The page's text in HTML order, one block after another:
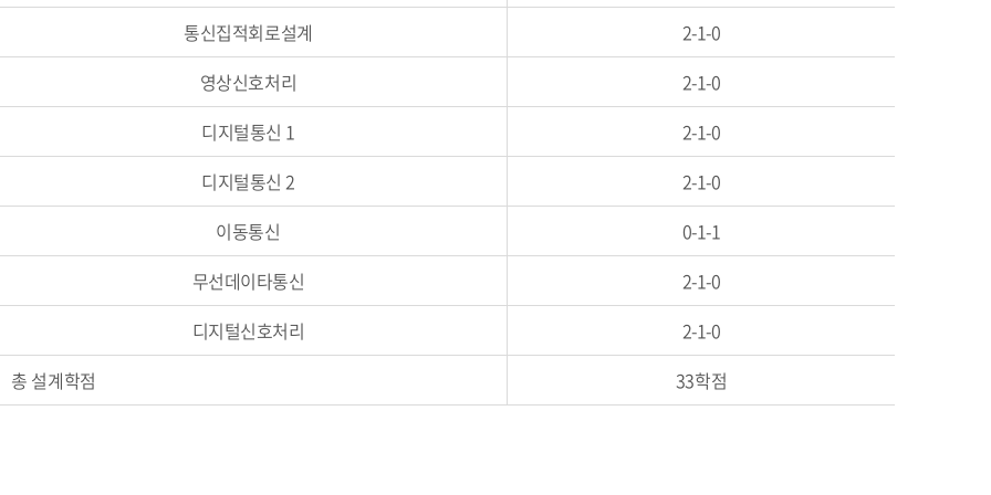
통신집적회로설계
2-1-0
영상신호처리
2-1-0
디지털통신 1
2-1-0
디지털통신 2
2-1-0
이동통신
0-1-1
무선데이타통신
2-1-0
디지털신호처리
2-1-0
총 설계학점
33학점